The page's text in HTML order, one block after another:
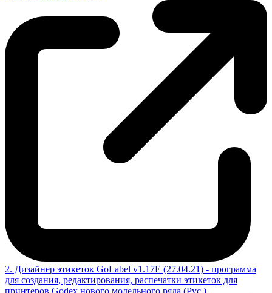
2. Дизайнер этикеток GoLabel v1.17E (27.04.21) - программа
для создания, редактирования, распечатки этикеток для
принтеров Godex нового модельного ряда (Рус.)